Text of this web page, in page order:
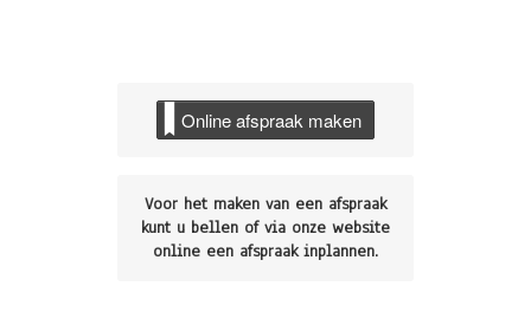
Online afspraak maken
Voor het maken van een afspraak
kunt u bellen of via onze website
online een afspraak inplannen.